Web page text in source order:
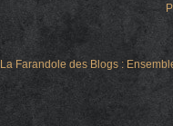
La Farandole des Blogs :